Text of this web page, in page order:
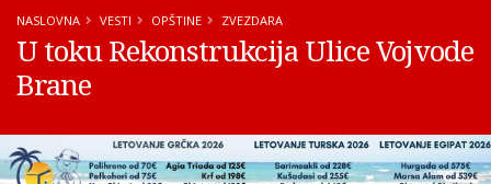
NASLOVNA VESTI OPŠTINE ZVEZDARA
U toku Rekonstrukcija Ulice Vojvode
Brane